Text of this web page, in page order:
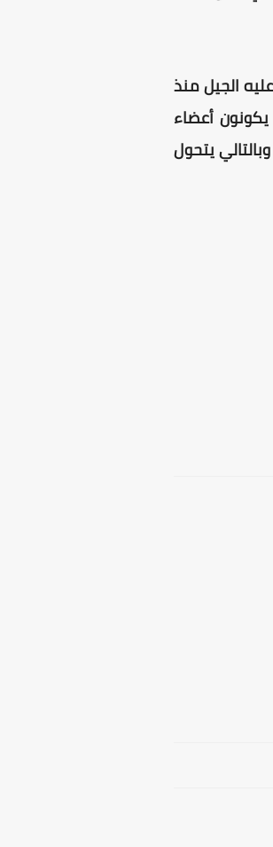
الجيل منذ
يكونون أعضاء
يتحول